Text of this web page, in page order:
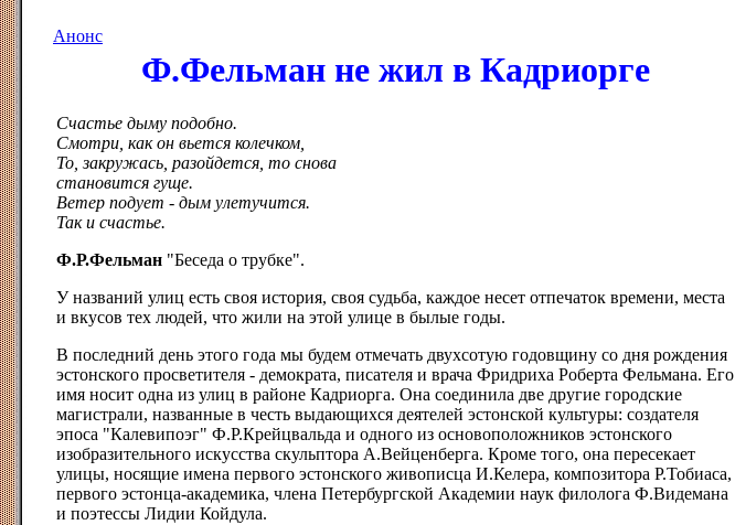
Анонс
Ф.Фельман не жил в Кадриорге
Счастье дыму подобно.
Смотри, как он вьется колечком,
То, закружась, разойдется, то снова
становится гуще.
Ветер подует - дым улетучится.
Так и счастье.
Ф.Р.Фельман "Беседа о трубке".
У названий улиц есть своя история, своя судьба, каждое несет отпечаток времени, места
и вкусов тех людей, что жили на этой улице в былые годы.
В последний день этого года мы будем отмечать двухсотую годовщину со дня рождения
эстонского просветителя - демократа, писателя и врача Фридриха Роберта Фельмана. Его
имя носит одна из улиц в районе Кадриорга. Она соединила две другие городские
магистрали, названные в честь выдающихся деятелей эстонской культуры: создателя
эпоса "Калевипоэг" Ф.Р.Крейцвальда и одного из основоположников эстонского
изобразительного искусства скульптора А.Вейценберга. Кроме того, она пересекает
улицы, носящие имена первого эстонского живописца И.Келера, композитора Р.Тобиаса,
первого эстонца-академика, члена Петербургской Академии наук филолога Ф.Видемана
и поэтессы Лидии Койдула.